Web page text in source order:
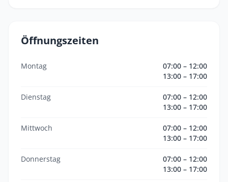
Öffnungszeiten
Montag
07:00 – 12:00
13:00 – 17:00
Dienstag
07:00 – 12:00
13:00 – 17:00
Mittwoch
07:00 – 12:00
13:00 – 17:00
Donnerstag
07:00 – 12:00
13:00 – 17:00